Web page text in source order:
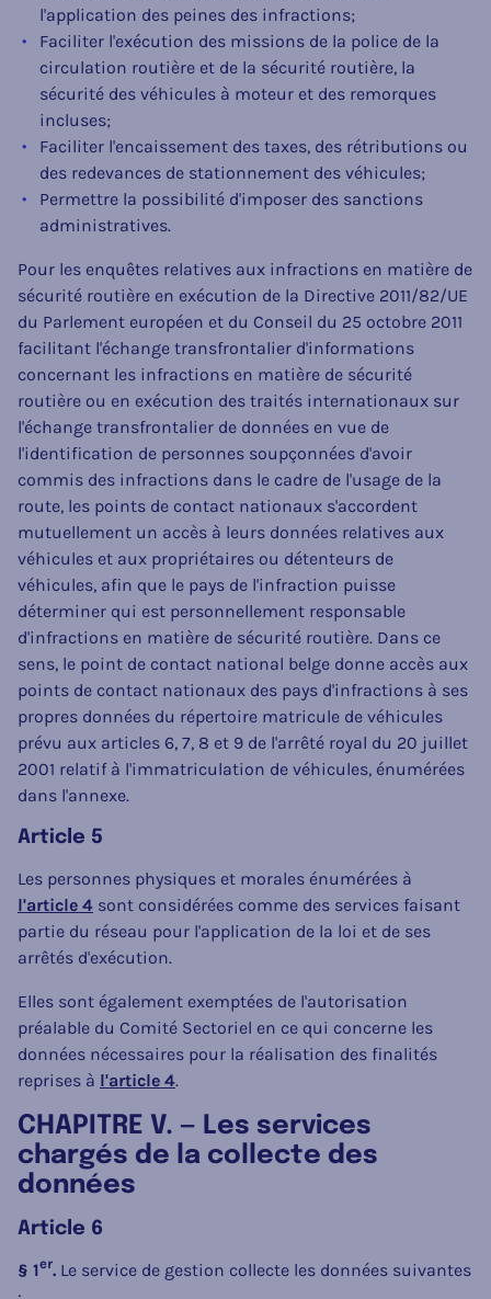
l'application des peines des infractions;
Faciliter l'exécution des missions de la police de la
circulation routière et de la sécurité routière, la
sécurité des véhicules à moteur et des remorques
incluses;
Faciliter l'encaissement des taxes, des rétributions ou
des redevances de stationnement des véhicules;
Permettre la possibilité d'imposer des sanctions
administratives.
Pour les enquêtes relatives aux infractions en matière de
sécurité routière en exécution de la Directive 2011/82/UE
du Parlement européen et du Conseil du 25 octobre 2011
facilitant l'échange transfrontalier d'informations
concernant les infractions en matière de sécurité
routière ou en exécution des traités internationaux sur
l'échange transfrontalier de données en vue de
l'identification de personnes soupçonnées d'avoir
commis des infractions dans le cadre de l'usage de la
route, les points de contact nationaux s'accordent
mutuellement un accès à leurs données relatives aux
véhicules et aux propriétaires ou détenteurs de
véhicules, afin que le pays de l'infraction puisse
déterminer qui est personnellement responsable
d'infractions en matière de sécurité routière. Dans ce
sens, le point de contact national belge donne accès aux
points de contact nationaux des pays d'infractions à ses
propres données du répertoire matricule de véhicules
prévu aux articles 6, 7, 8 et 9 de l'arrêté royal du 20 juillet
2001 relatif à l'immatriculation de véhicules, énumérées
dans l'annexe.
Article 5
Les personnes physiques et morales énumérées à
l'article 4 sont considérées comme des services faisant
partie du réseau pour l'application de la loi et de ses
arrêtés d'exécution.
Elles sont également exemptées de l'autorisation
préalable du Comité Sectoriel en ce qui concerne les
données nécessaires pour la réalisation des finalités
reprises à l'article 4.
CHAPITRE V. — Les services
chargés de la collecte des
données
Article 6
§ 1er. Le service de gestion collecte les données suivantes